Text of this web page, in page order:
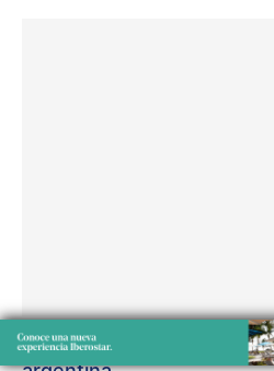
GOL conecta San Pablo